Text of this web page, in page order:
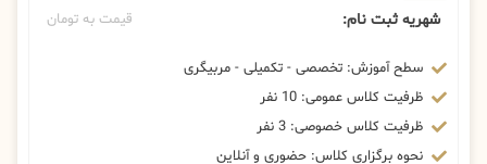
شهریه ثبت نام: قیمت به تومان
سطح آموزش: تخصصی - تکمیلی - مربیگری
ظرفیت کلاس عمومی: 10 نفر
ظرفیت کلاس خصوصی: 3 نفر
نحوه برگزاری کلاس: حضوری و آنلاین